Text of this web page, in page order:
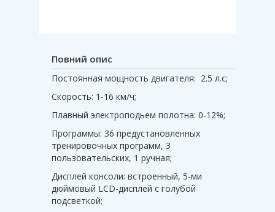
Повний опис
Постоянная мощность двигателя: 2.5 л.с;
Скорость: 1-16 км/ч;
Плавный электроподьем полотна: 0-12%;
Программы: 36 предустановленных
тренировочных программ, 3
пользовательских, 1 ручная;
Дисплей консоли: встроенный, 5-ми
дюймовый LCD-дисплей с голубой
подсветкой;